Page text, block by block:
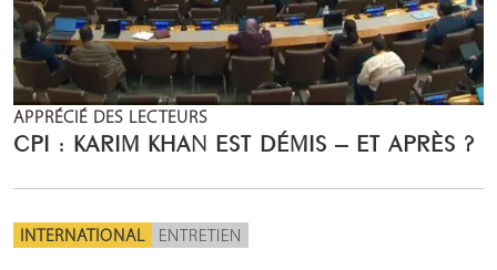
APPRÉCIÉ DES LECTEURS
CPI : KARIM KHAN EST DÉMIS – ET APRÈS ?
INTERNATIONAL ENTRETIEN